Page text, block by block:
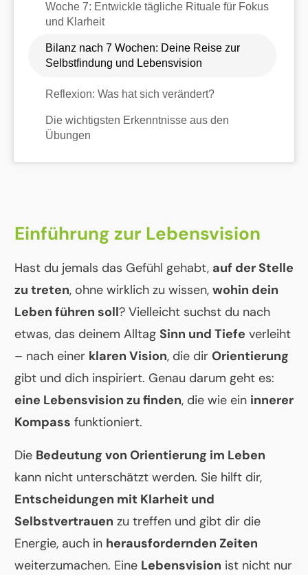
Woche 7: Entwickle tägliche Rituale für Fokus
und Klarheit
Bilanz nach 7 Wochen: Deine Reise zur
Selbstfindung und Lebensvision
Reflexion: Was hat sich verändert?
Die wichtigsten Erkenntnisse aus den
Übungen
Einführung zur Lebensvision
Hast du jemals das Gefühl gehabt, auf der Stelle
zu treten, ohne wirklich zu wissen, wohin dein
Leben führen soll? Vielleicht suchst du nach
etwas, das deinem Alltag Sinn und Tiefe verleiht
– nach einer klaren Vision, die dir Orientierung
gibt und dich inspiriert. Genau darum geht es:
eine Lebensvision zu finden, die wie ein innerer
Kompass funktioniert.
Die Bedeutung von Orientierung im Leben
kann nicht unterschätzt werden. Sie hilft dir,
Entscheidungen mit Klarheit und
Selbstvertrauen zu treffen und gibt dir die
Energie, auch in herausfordernden Zeiten
weiterzumachen. Eine Lebensvision ist nicht nur